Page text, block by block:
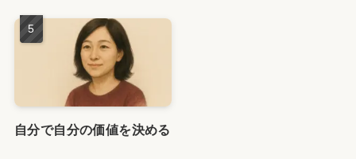
自分で自分の価値を決める